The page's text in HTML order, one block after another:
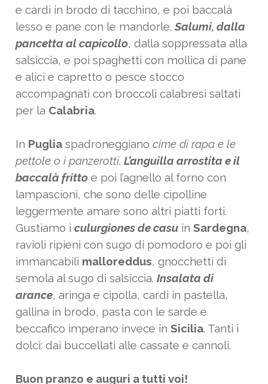
e cardi in brodo di tacchino, e poi baccalà
lesso e pane con le mandorle. Salumi, dalla
pancetta al capicollo, dalla soppressata alla
salsiccia, e poi spaghetti con mollica di pane
e alici e capretto o pesce stocco
accompagnati con broccoli calabresi saltati
per la Calabria.
In Pugliaspadroneggiano cime di rapa e le
pettole o i panzerotti. L’anguilla arrostita e il
baccalà frittoe poi l’agnello al forno con
lampascioni, che sono delle cipolline
leggermente amare sono altri piatti forti.
Gustiamo i culurgiones de casuin Sardegna,
ravioli ripieni con sugo di pomodoro e poi gli
immancabili malloreddus, gnocchetti di
semola al sugo di salsiccia. Insalata di
arance, aringa e cipolla, cardi in pastella,
gallina in brodo, pasta con le sarde e
beccafico imperano invece in Sicilia. Tanti i
dolci: dai buccellati alle cassate e cannoli.
Buon pranzo e auguri a tutti voi!